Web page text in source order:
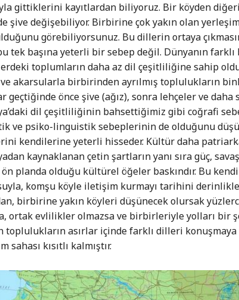
gittiklerini kayıtlardan biliyoruz. Bir köyden
şive değişebiliyor. Birbirine çok yakın olan
görebiliyorsunuz. Bu dillerin ortaya
tek başına yeterli bir sebep değil. Dünyanın farklı
toplumların daha az dil çeşitliliğine sahip
akarsularla birbirinden ayrılmış toplulukların
geçtiğinde önce şive (ağız), sonra lehçeler ve
dil çeşitliliğinin bahsettiğimiz gibi coğrafi
ve psiko-linguistik sebeplerinin de olduğunu
kendilerine yeterli hisseder. Kültür daha
kaynaklanan çetin şartların yanı sıra güç,
planda olduğu kültürel öğeler baskındır. Bu
komşu köyle iletişim kurmayı tarihini
birbirine yakın köyleri düşünecek olursak
ortak evlilikler olmazsa ve birbirleriyle yolları bir
toplulukların asırlar içinde farklı dilleri konuşmaya
sahası kısıtlı kalmıştır.